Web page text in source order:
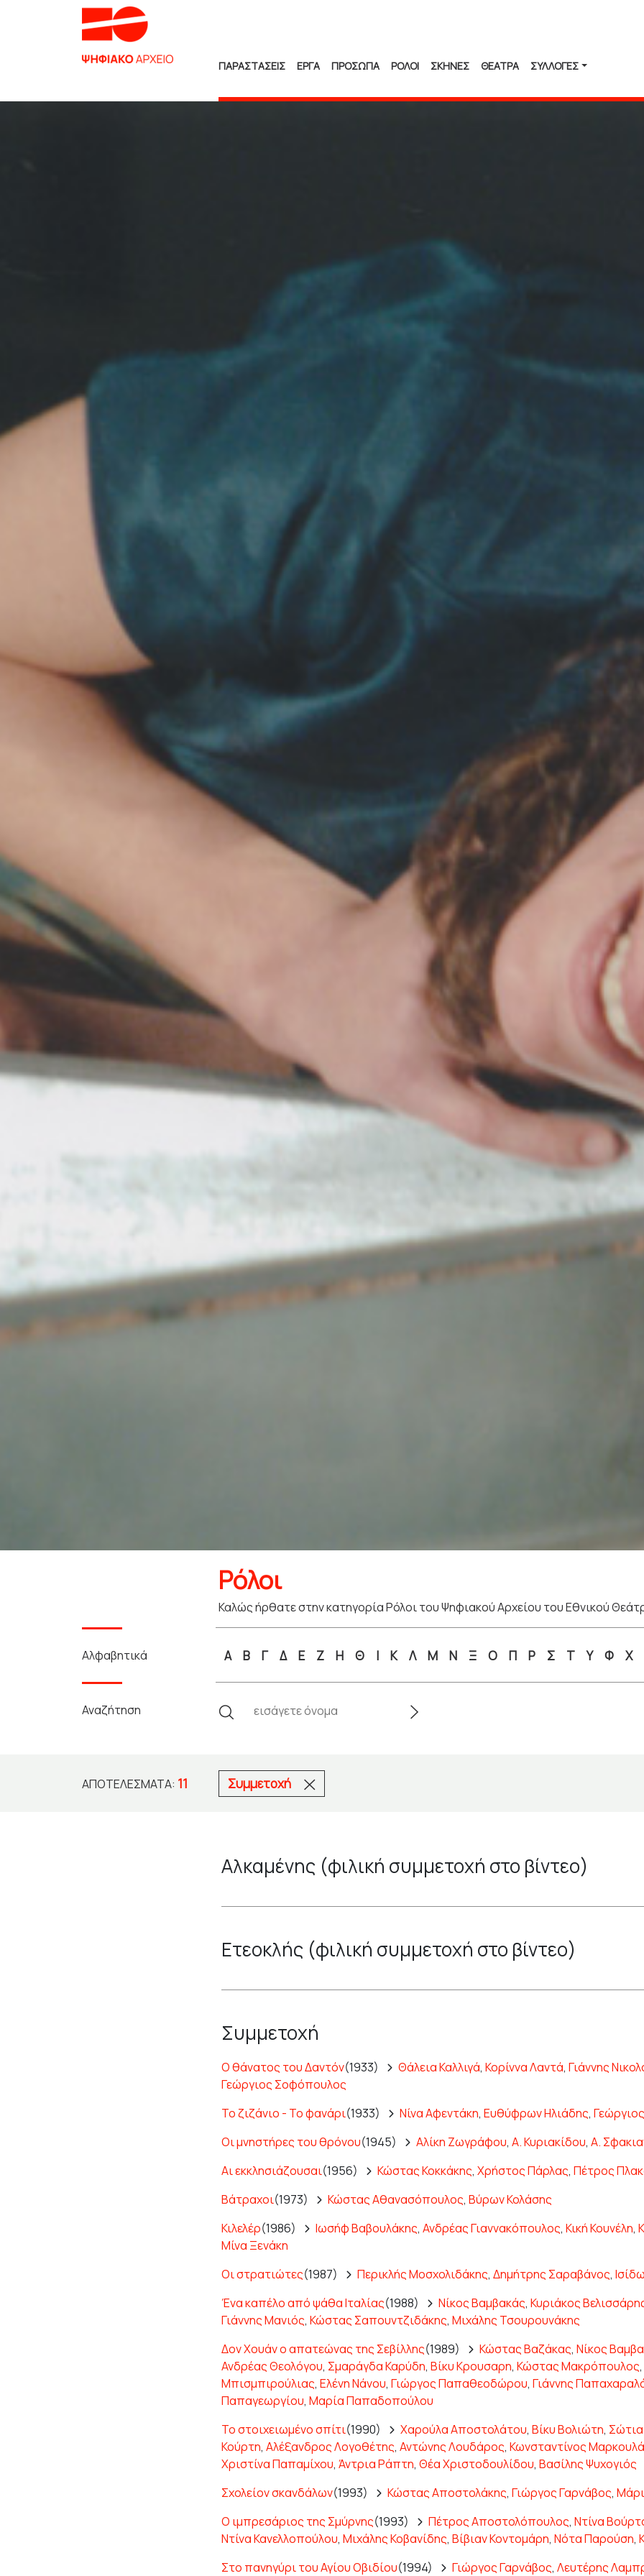
ΠΑΡΑΣΤΑΣΕΙΣ ΕΡΓΑ ΠΡΟΣΩΠΑ ΡΟΛΟΙ ΣΚΗΝΕΣ ΘΕΑΤΡΑ ΣΥΛΛΟΓΈΣ
Ρόλοι
Καλώς ήρθατε στην κατηγορία Ρόλοι του Ψηφιακού Αρχείου του Εθνικού
Αλφαβητικά Α Β Γ Δ Ε Ζ Η Θ Ι Κ Λ Μ Ν Ξ Ο Π Ρ Σ Τ Υ Φ Χ
Αναζήτηση
ΑΠΟΤΕΛΈΣΜΑΤΑ: 11 Συμμετοχή
Αλκαμένης (φιλική συμμετοχή στο βίντεο)
Ετεοκλής (φιλική συμμετοχή στο βίντεο)
Συμμετοχή
Ο θάνατος του Δαντόν(1933) Θάλεια Καλλιγά, Κορίννα Λαντά, Γιάννης
Γεώργιος Σοφόπουλος
Το ζιζάνιο - Το φανάρι(1933) Νίνα Αφεντάκη, Ευθύφρων Ηλιάδης,
Οι μνηστήρες του θρόνου(1945) Αλίκη Ζωγράφου, Α. Κυριακίδου, Α.
Αι εκκλησιάζουσαι(1956) Κώστας Κοκκάκης, Χρήστος Πάρλας, Πέτρος
Βάτραχοι(1973) Κώστας Αθανασόπουλος, Βύρων Κολάσης
Κιλελέρ(1986) Ιωσήφ Βαβουλάκης, Ανδρέας Γιαννακόπουλος, Κική Κουνέλη,
Μίνα Ξενάκη
Οι στρατιώτες(1987) Περικλής Μοσχολιδάκης, Δημήτρης Σαραβάνος,
Ένα καπέλο από ψάθα Ιταλίας(1988) Νίκος Βαμβακάς, Κυριάκος
Γιάννης Μανιός, Κώστας Σαπουντζιδάκης, Μιχάλης Τσουρουνάκης
Δον Χουάν ο απατεώνας της Σεβίλλης(1989) Κώστας Βαζάκας, Νίκος
Ανδρέας Θεολόγου, Σμαράγδα Καρύδη, Βίκυ Κρουσαρη, Κώστας Μακρόπουλος,
Μπισμπιρούλιας, Ελένη Νάνου, Γιώργος Παπαθεοδώρου, Γιάννης
Παπαγεωργίου, Μαρία Παπαδοπούλου
Το στοιχειωμένο σπίτι(1990) Χαρούλα Αποστολάτου, Βίκυ Βολιώτη,
Κούρτη, Αλέξανδρος Λογοθέτης, Αντώνης Λουδάρος, Κωνσταντίνος
Χριστίνα Παπαμίχου, Άντρια Ράπτη, Θέα Χριστοδουλίδου, Βασίλης Ψυχογιός
Σχολείον σκανδάλων(1993) Κώστας Αποστολάκης, Γιώργος Γαρνάβος,
Ο ιμπρεσάριος της Σμύρνης(1993) Πέτρος Αποστολόπουλος, Ντίνα
Ντίνα Κανελλοπούλου, Μιχάλης Κοβανίδης, Βίβιαν Κοντομάρη, Νότα Παρούση,
Στο πανηγύρι του Αγίου Οβιδίου(1994) Γιώργος Γαρνάβος, Λευτέρης